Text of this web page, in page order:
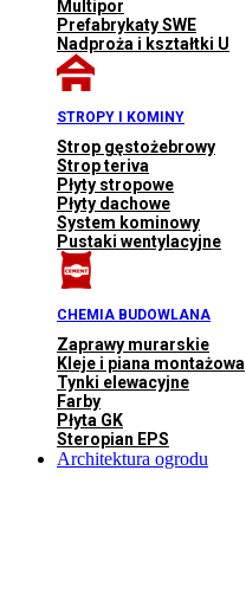
Multipor
Prefabrykaty SWE
Nadproża i kształtki U
STROPY I KOMINY
Strop gęstożebrowy
Strop teriva
Płyty stropowe
Płyty dachowe
System kominowy
Pustaki wentylacyjne
CHEMIA BUDOWLANA
Zaprawy murarskie
Kleje i piana montażowa
Tynki elewacyjne
Farby
Płyta GK
Steropian EPS
Architektura ogrodu